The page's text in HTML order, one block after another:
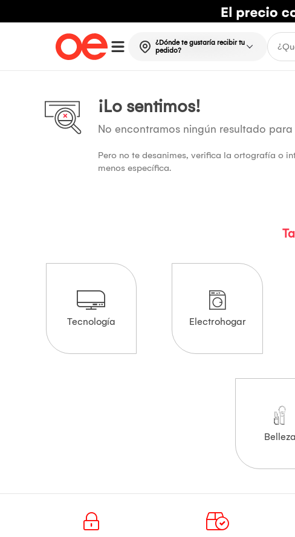
¿Dónde te gustaría recibir tu
pedido?
¡Lo sentimos!
No encontramos ningún resultado
Pero no te desanimes, verifica la ortografía o
menos específica.
Tecnología Electrohogar
Belleza